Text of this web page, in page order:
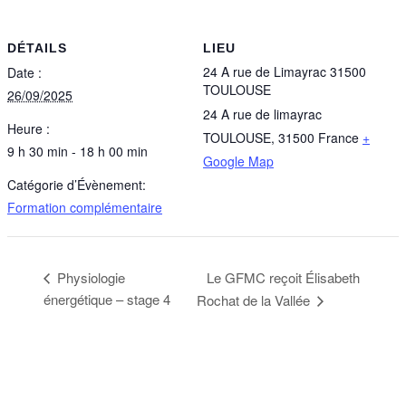
DÉTAILS
Date :
26/09/2025
Heure :
9 h 30 min - 18 h 00 min
Catégorie d’Évènement:
Formation complémentaire
LIEU
24 A rue de Limayrac 31500
TOULOUSE
24 A rue de limayrac
TOULOUSE, 31500 France +
Google Map
Physiologie
énergétique – stage 4
Le GFMC reçoit Élisabeth
Rochat de la Vallée